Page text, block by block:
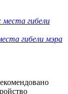
гибели мэра